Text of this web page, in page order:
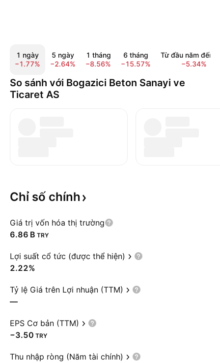
1 ngày
−1.77%
5 ngày
−2.64%
1 tháng
−8.56%
6 tháng
−15.57%
Từ đầu năm đến
−5.34%
So sánh với Bogazici Beton Sanayi ve
Ticaret AS
Chỉ số chính
Giá trị vốn hóa thị trường
‪6.86 B‬ TRY
Lợi suất cổ tức (được thể hiện)
2.22%
Tỷ lệ Giá trên Lợi nhuận (TTM)
—
EPS Cơ bản (TTM)
−3.50 TRY
Thu nhập ròng (Năm tài chính)